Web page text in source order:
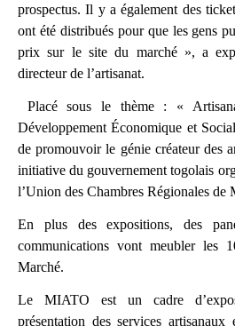
prospectus. Il y a également des
ont été distribués pour que les gens
prix sur le site du marché », a
directeur de l’artisanat.
Placé sous le thème : «
Développement Économique et
de promouvoir le génie créateur des
initiative du gouvernement togolais
l’Union des Chambres Régionales
En plus des expositions, des
communications vont meubler les
Marché.
Le MIATO est un cadre
présentation des services